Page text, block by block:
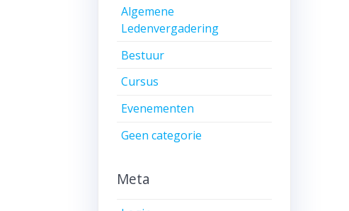
Algemene
Ledenvergadering
Bestuur
Cursus
Evenementen
Geen categorie
Meta